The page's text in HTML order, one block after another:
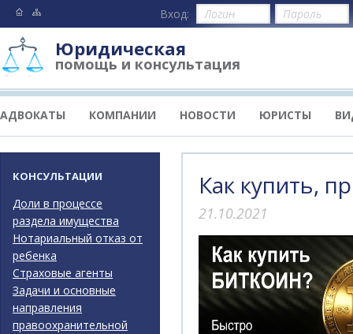
Вход:
Юридическая
помощь и консультация
АДВОКАТЫ КОМПАНИИ НОВОСТИ ЮРИСТЫ
Как купить,
21.10.2021
КОНСУЛЬТАЦИИ
Доли в процессе
раздела имущества
Нотариальный отказ от
ребенка
Страховые агенты
Задачи и основные
направления
правоохранительной